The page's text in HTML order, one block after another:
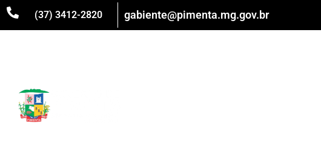
(37) 3412-2820 gabiente@pimenta.mg.gov.br